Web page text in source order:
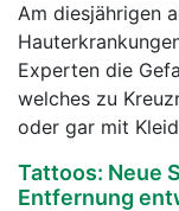
Am diesjährigen
Experten die
welches zu
oder gar mit
Tattoos: Neue
Entfernung